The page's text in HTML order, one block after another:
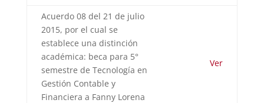
Acuerdo 08 del 21 de julio
2015, por el cual se
establece una distinción
académica: beca para 5°
semestre de Tecnología en
Gestión Contable y
Financiera a Fanny Lorena
Ver